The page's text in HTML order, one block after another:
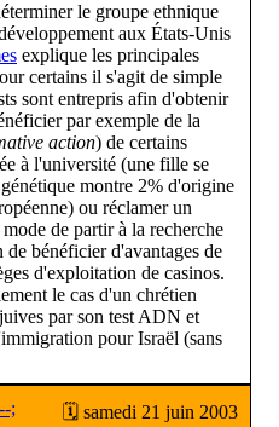
le groupe ethnique
aux États-Unis
explique les principales
certains il s'agit de simple
sont entrepris afin d'obtenir
par exemple de la
action) de certains
à l'université (une fille se
montre 2% d'origine
ou réclamer un
de partir à la recherche
bénéficier d'avantages de
d'exploitation de casinos.
le cas d'un chrétien
par son test ADN et
pour Israël (sans
; 🗓 samedi 21 juin 2003